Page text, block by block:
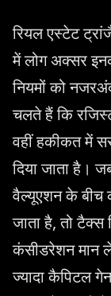
रियल एस्टेट
में लोग अक्सर
नियमों को
चलते हैं कि
वहीं हकीकत में
दिया जाता है।
वैल्यूएशन के बीच
जाता है, तो टैक्स
कंसीडरेशन मान
ज्यादा कैपिटल